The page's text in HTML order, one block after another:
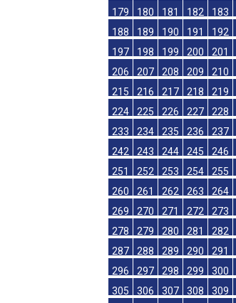
161
162 163 164 165
170
171 172 173 174
179
180 181 182 183
188
189 190 191 192
197
198 199 200 201
206
207 208 209 210
215
216 217 218 219
224
225 226 227 228
233
234 235 236 237
242
243 244 245 246
251
252 253 254 255
260
261 262 263 264
269
270 271 272 273
278
279 280 281 282
287
288 289 290 291